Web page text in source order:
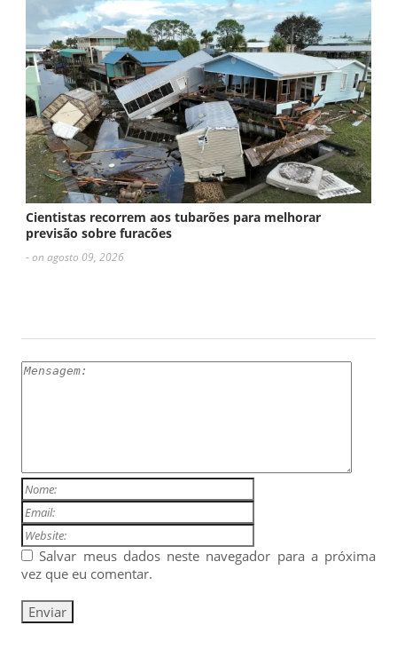
Cientistas recorrem aos tubarões para melhorar
previsão sobre furacões
- on agosto 09, 2026
Salvar meus dados neste navegador para a próxima
vez que eu comentar.